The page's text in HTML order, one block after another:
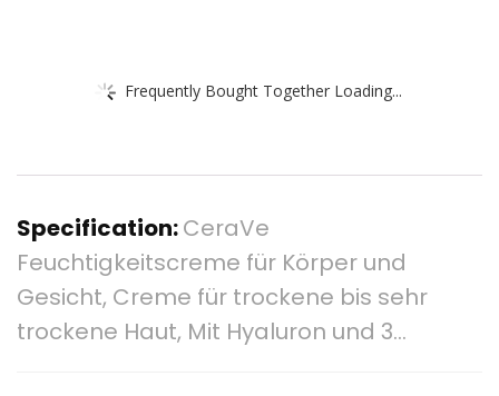
Frequently Bought Together Loading...
Specification:CeraVe
Feuchtigkeitscreme für Körper und
Gesicht, Creme für trockene bis sehr
trockene Haut, Mit Hyaluron und 3…